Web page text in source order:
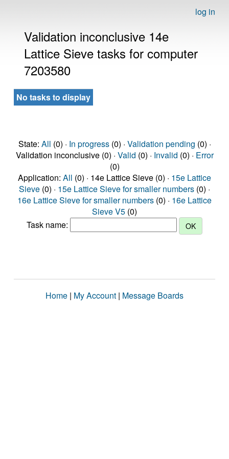
log in
Validation inconclusive 14e
Lattice Sieve tasks for computer
7203580
No tasks to display
State: All (0) · In progress(0) · Validation pending (0) ·
Validation inconclusive (0) · Valid (0) · Invalid (0) · Error
(0)
Application: All (0) · 14e Lattice Sieve (0) · 15e Lattice
Sieve (0) · 15e Lattice Sieve for smaller numbers (0) ·
16e Lattice Sieve for smaller numbers (0) · 16e Lattice
Sieve V5 (0)
Task name:
Home | My Account | Message Boards